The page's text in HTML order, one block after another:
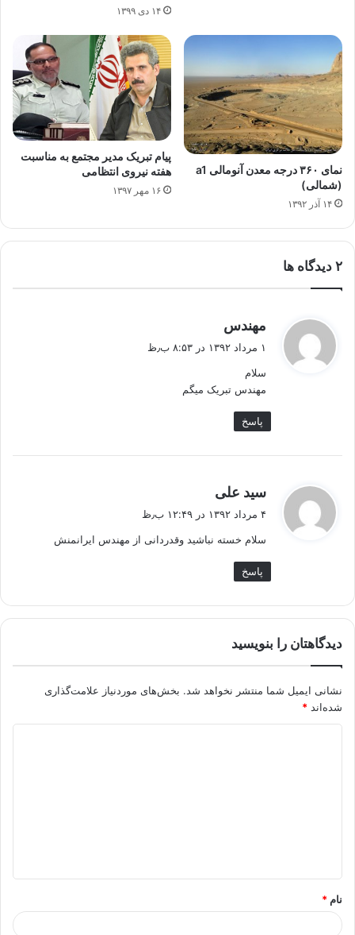
۱۴ دی ۱۳۹۹
نمای ۳۶۰ درجه معدن آنومالی a1
(شمالی)
۱۴ آذر ۱۳۹۲
پیام تبریک مدیر مجتمع به مناسبت
هفته نیروی انتظامی
۱۶ مهر ۱۳۹۷
‫۲ دیدگاه ها
مهندس
۱ مرداد ۱۳۹۲ در ۸:۵۳ ب٫ظ
سلام
مهندس تبریک میگم
پاسخ
سید علی
:
۴ مرداد ۱۳۹۲ در ۱۲:۴۹ ب٫ظ
سلام خسته نباشید وقدردانی از مهندس ایرانمنش
پاسخ
دیدگاهتان را بنویسید
نشانی ایمیل شما منتشر نخواهد شد. بخش‌های موردنیاز علامت‌گذاری
شده‌اند *
*
نام *